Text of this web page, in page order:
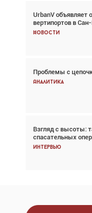
UrbanV объявляет
вертипортов в
Новости
Проблемы с
Аналитика
Взгляд с высоты:
спасательных
Интервью
Авиационный
говорит сама за
Новости
Впервые с 2024
снижается три
Частный самолёт
покупке
Интервью